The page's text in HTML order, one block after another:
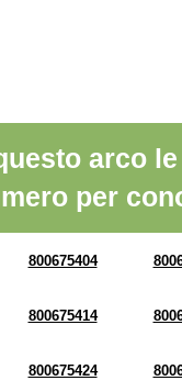
arco
per
800675404
800675414
800675424